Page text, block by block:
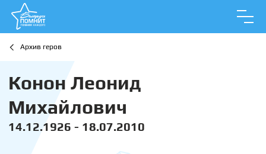
Архив геров
Конон Леонид
Михайлович
14.12.1926 - 18.07.2010